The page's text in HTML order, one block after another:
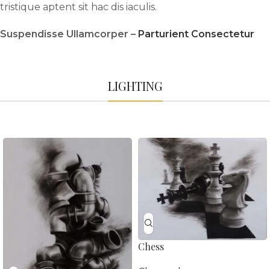
tristique aptent sit hac dis iaculis.
Suspendisse Ullamcorper – Parturient Consectetur
LIGHTING
Chess